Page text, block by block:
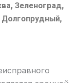
Зеленоград,
Долгопрудный,